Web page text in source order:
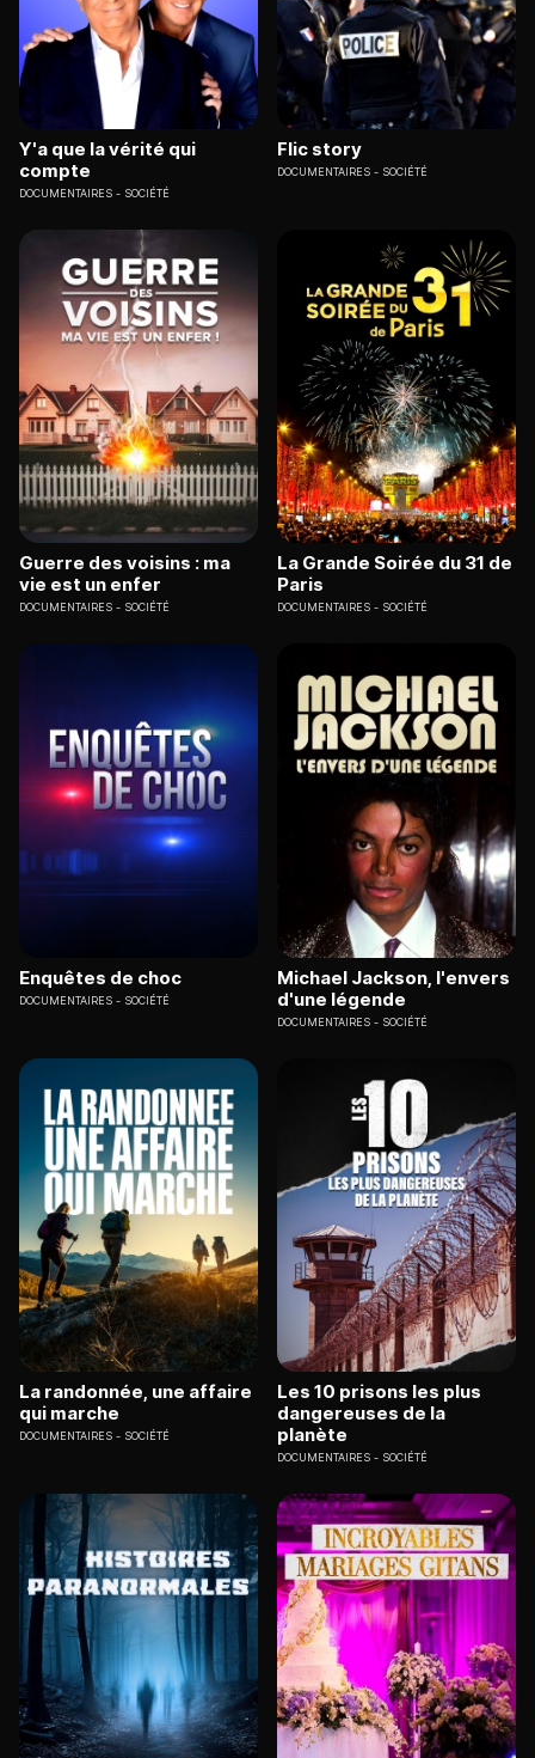
Y'a que la vérité qui
compte
DOCUMENTAIRES SOCIÉTÉ
Flic story
DOCUMENTAIRES SOCIÉTÉ
Guerre des voisins : ma
vie est un enfer
DOCUMENTAIRES SOCIÉTÉ
La Grande Soirée du 31 de
Paris
DOCUMENTAIRES SOCIÉTÉ
Enquêtes de choc
DOCUMENTAIRES SOCIÉTÉ
Michael Jackson, l'envers
d'une légende
DOCUMENTAIRES SOCIÉTÉ
La randonnée, une affaire
qui marche
DOCUMENTAIRES SOCIÉTÉ
Les 10 prisons les plus
dangereuses de la
planète
DOCUMENTAIRES SOCIÉTÉ